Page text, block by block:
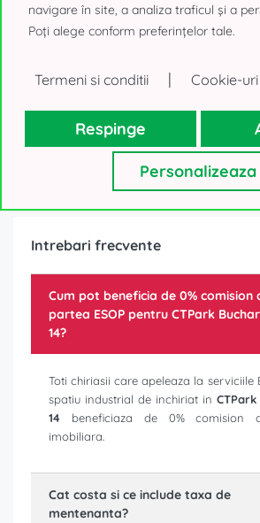
TRIMITE MESAJ
sau
SUNĂ
Intrebari frecvente
Cum pot beneficia de 0% comision
partea ESOP pentru CTPark
14?
Toti chiriasii care apeleaza la serviciile
spatiu industrial de inchiriat in
14 beneficiaza de 0% comision
imobiliara.
Cat costa si ce include taxa de
mentenanta?
navigare în site, a analiza traficul și a
Poți alege conform preferințelor tale.
Termeni si conditii | Cookie-uri
Respinge
Personalizeaza